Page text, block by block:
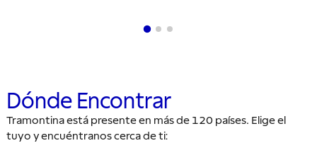
Dónde Encontrar
Tramontina está presente en más de 120 países. Elige el
tuyo y encuéntranos cerca de ti: